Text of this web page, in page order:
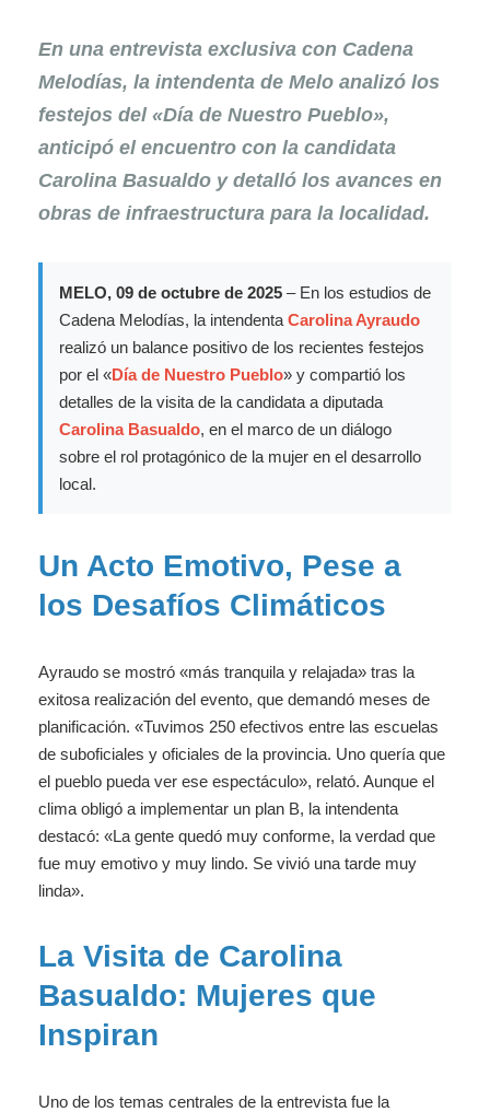
En una entrevista exclusiva con Cadena
Melodías, la intendenta de Melo analizó los
festejos del «Día de Nuestro Pueblo»,
anticipó el encuentro con la candidata
Carolina Basualdo y detalló los avances en
obras de infraestructura para la localidad.
MELO, 09 de octubre de 2025 – En los estudios de
Cadena Melodías, la intendenta Carolina Ayraudo
realizó un balance positivo de los recientes festejos
por el «Día de Nuestro Pueblo» y compartió los
detalles de la visita de la candidata a diputada
Carolina Basualdo, en el marco de un diálogo
sobre el rol protagónico de la mujer en el desarrollo
local.
Un Acto Emotivo, Pese a
los Desafíos Climáticos
Ayraudo se mostró «más tranquila y relajada» tras la
exitosa realización del evento, que demandó meses de
planificación. «Tuvimos 250 efectivos entre las escuelas
de suboficiales y oficiales de la provincia. Uno quería que
el pueblo pueda ver ese espectáculo», relató. Aunque el
clima obligó a implementar un plan B, la intendenta
destacó: «La gente quedó muy conforme, la verdad que
fue muy emotivo y muy lindo. Se vivió una tarde muy
linda».
La Visita de Carolina
Basualdo: Mujeres que
Inspiran
Uno de los temas centrales de la entrevista fue la